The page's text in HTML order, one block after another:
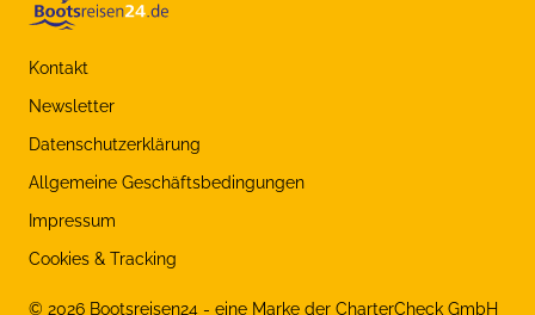
Kontakt
Newsletter
Datenschutzerklärung
Allgemeine Geschäftsbedingungen
Impressum
Cookies & Tracking
© 2026 Bootsreisen24 - eine Marke der CharterCheck GmbH